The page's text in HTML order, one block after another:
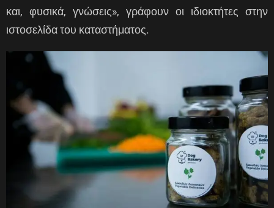
και, φυσικά, γνώσεις», γράφουν οι ιδιοκτήτες στην
ιστοσελίδα του καταστήματος.